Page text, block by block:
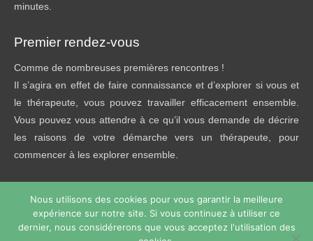
minutes.
Premier rendez-vous
Comme de nombreuses premières rencontres !
Il s’agira en effet de faire connaissance et d’explorer si vous et
le thérapeute, vous pouvez travailler efficacement ensemble.
Vous pouvez vous attendre à ce qu’il vous demande de décrire
les raisons de votre démarche vers un thérapeute, pour
commencer à les explorer ensemble.
Copyright © 2026Thérapie de phobie Tous droits réservés.
Privium – Des services qui soutiennent vos soins.
Nous utilisons des cookies pour vous garantir la meilleure
expérience sur notre site. Si vous continuez à utiliser ce
dernier, nous considérerons que vous acceptez l'utilisation des